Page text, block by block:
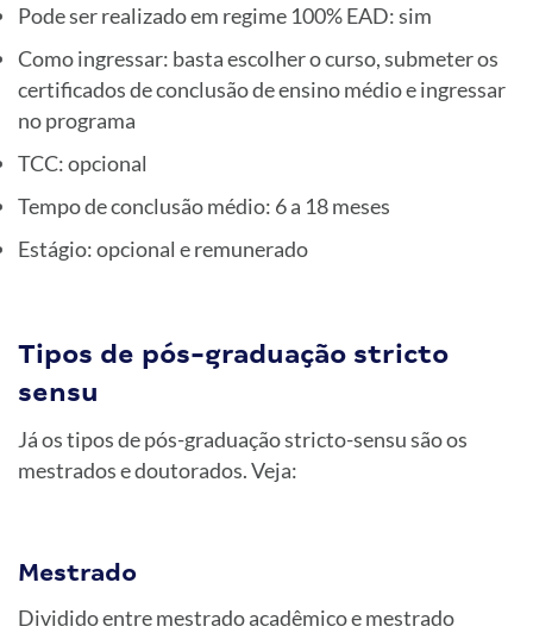
Pode ser realizado em regime 100% EAD: sim
Como ingressar: basta escolher o curso, submeter os
certificados de conclusão de ensino médio e ingressar
no programa
TCC: opcional
Tempo de conclusão médio: 6 a 18 meses
Estágio: opcional e remunerado
Tipos de pós-graduação stricto
sensu
Já os tipos de pós-graduação stricto-sensu são os
mestrados e doutorados. Veja:
Mestrado
Dividido entre mestrado acadêmico e mestrado